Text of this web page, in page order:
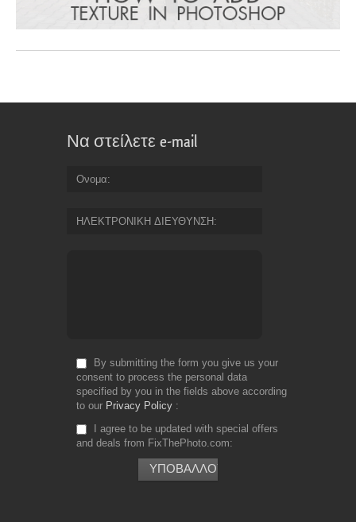
Να στείλετε e-mail
Ονομα
ΗΛΕΚΤΡΟΝΙΚΗ ΔΙΕΥΘΥΝΣΗ
By submitting the form you give us your
consent to process the personal data
specified by you in the fields above according
to our Privacy Policy
I agree to be updated with special offers
and deals from FixThePhoto.com